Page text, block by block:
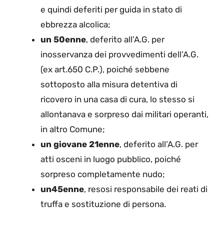
e quindi deferiti per guida in stato di
ebbrezza alcolica;
un 50enne, deferito all’A.G. per
inosservanza dei provvedimenti dell’A.G.
(ex art.650 C.P.), poiché sebbene
sottoposto alla misura detentiva di
ricovero in una casa di cura, lo stesso si
allontanava e sorpreso dai militari operanti,
in altro Comune;
un giovane 21enne, deferito all’A.G. per
atti osceni in luogo pubblico, poiché
sorpreso completamente nudo;
un45enne, resosi responsabile dei reati di
truffa e sostituzione di persona.